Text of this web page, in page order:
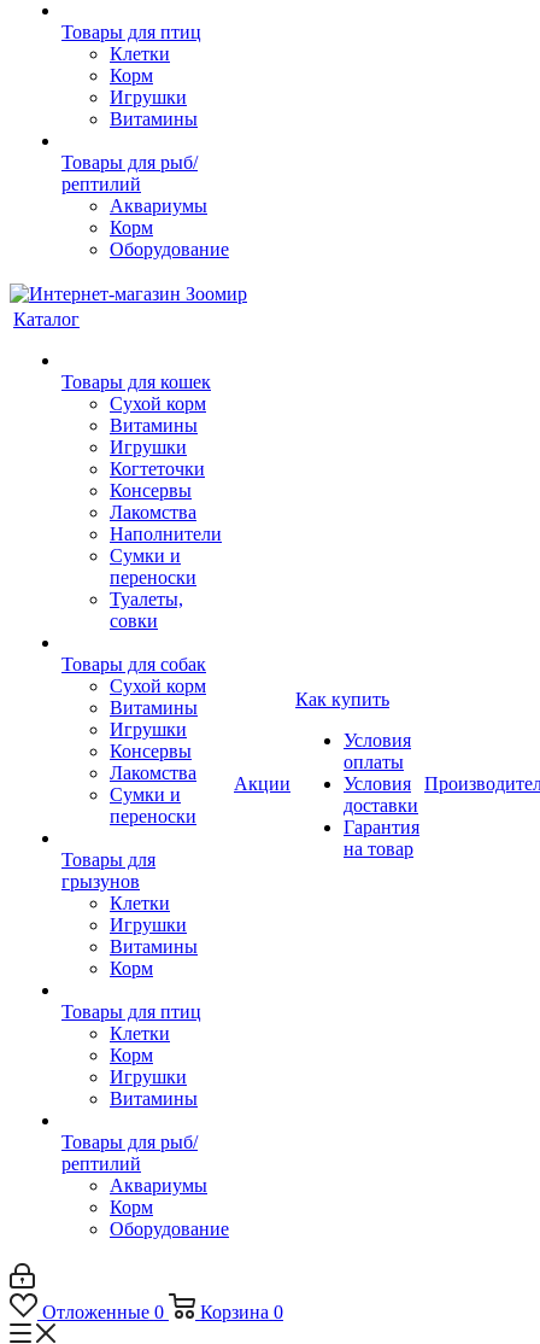
Товары для птиц
Клетки
Корм
Игрушки
Витамины
Товары для рыб/
рептилий
Аквариумы
Корм
Оборудование
Каталог
Товары для кошек
Cухой корм
Витамины
Игрушки
Когтеточки
Консервы
Лакомства
Наполнители
Сумки и
переноски
Туалеты,
совки
Товары для собак
Cухой корм
Витамины
Игрушки
Консервы
Лакомства
Сумки и
переноски
Товары для
грызунов
Клетки
Игрушки
Витамины
Корм
Товары для птиц
Клетки
Корм
Игрушки
Витамины
Товары для рыб/
рептилий
Аквариумы
Корм
Оборудование
Акции
Как купить
Условия
оплаты
Условия
доставки
Гарантия
на товар
Отложенные 0 Корзина 0